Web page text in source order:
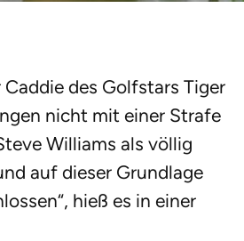
des Golfstars Tiger
nicht mit einer Strafe
Williams als völlig
auf dieser Grundlage
hieß es in einer